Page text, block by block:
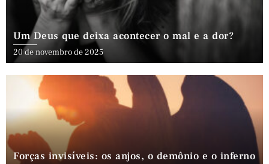
Um Deus que deixa acontecer o mal e a dor?
20 de novembro de 2025
Forças invisíveis: os anjos, o demônio e o inferno